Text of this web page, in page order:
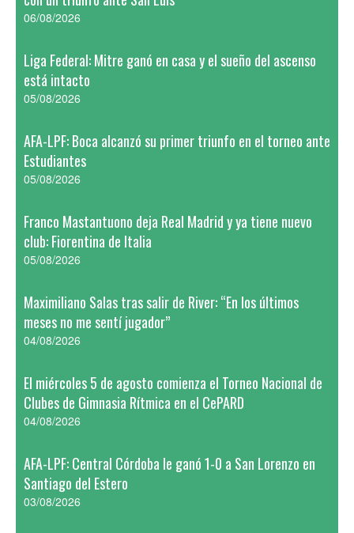
06/08/2026
Liga Federal: Mitre ganó en casa y el sueño del ascenso
está intacto
05/08/2026
AFA-LPF: Boca alcanzó su primer triunfo en el torneo ante
Estudiantes
05/08/2026
Franco Mastantuono deja Real Madrid y ya tiene nuevo
club: Fiorentina de Italia
05/08/2026
Maximiliano Salas tras salir de River: “En los últimos
meses no me sentí jugador”
04/08/2026
El miércoles 5 de agosto comienza el Torneo Nacional de
Clubes de Gimnasia Rítmica en el CePARD
04/08/2026
AFA-LPF: Central Córdoba le ganó 1-0 a San Lorenzo en
Santiago del Estero
03/08/2026